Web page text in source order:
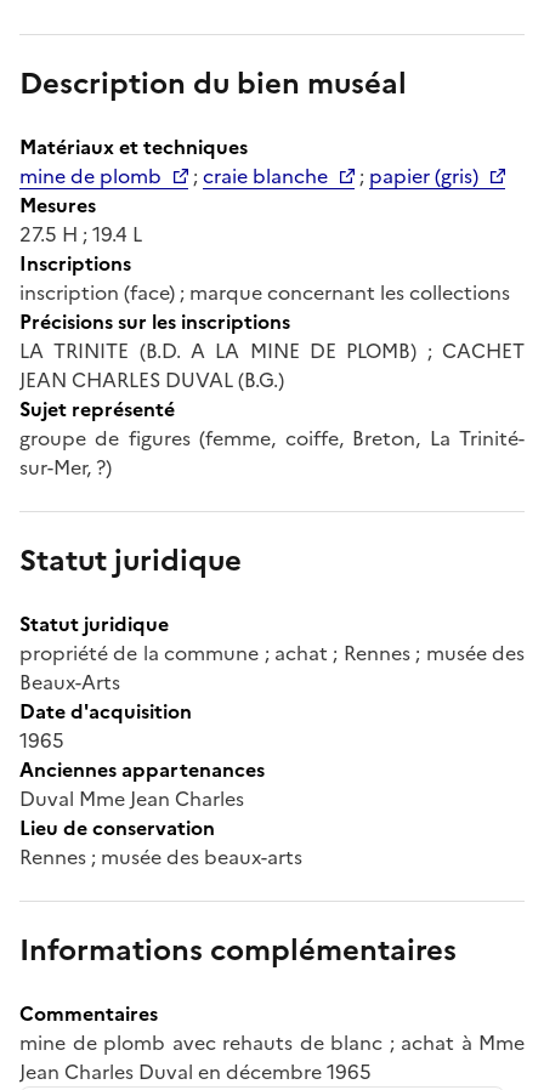
Description du bien muséal
Matériaux et techniques
mine de plomb
;craie blanche ; papier (gris)
Mesures
27.5 H ; 19.4 L
Inscriptions
inscription (face) ; marque concernant les collections
Précisions sur les inscriptions
LA TRINITE (B.D. A LA MINE DE PLOMB) ; CACHET
JEAN CHARLES DUVAL (B.G.)
Sujet représenté
groupe de figures (femme, coiffe, Breton, La Trinité-
sur-Mer, ?)
Statut juridique
Statut juridique
propriété de la commune ; achat ; Rennes ; musée des
Beaux-Arts
Date d'acquisition
1965
Anciennes appartenances
Duval Mme Jean Charles
Lieu de conservation
Rennes ; musée des beaux-arts
Informations complémentaires
Commentaires
mine de plomb avec rehauts de blanc ; achat à Mme
Jean Charles Duval en décembre 1965